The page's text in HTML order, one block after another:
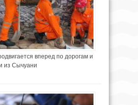
вперед по дорогам и
из Сычуани